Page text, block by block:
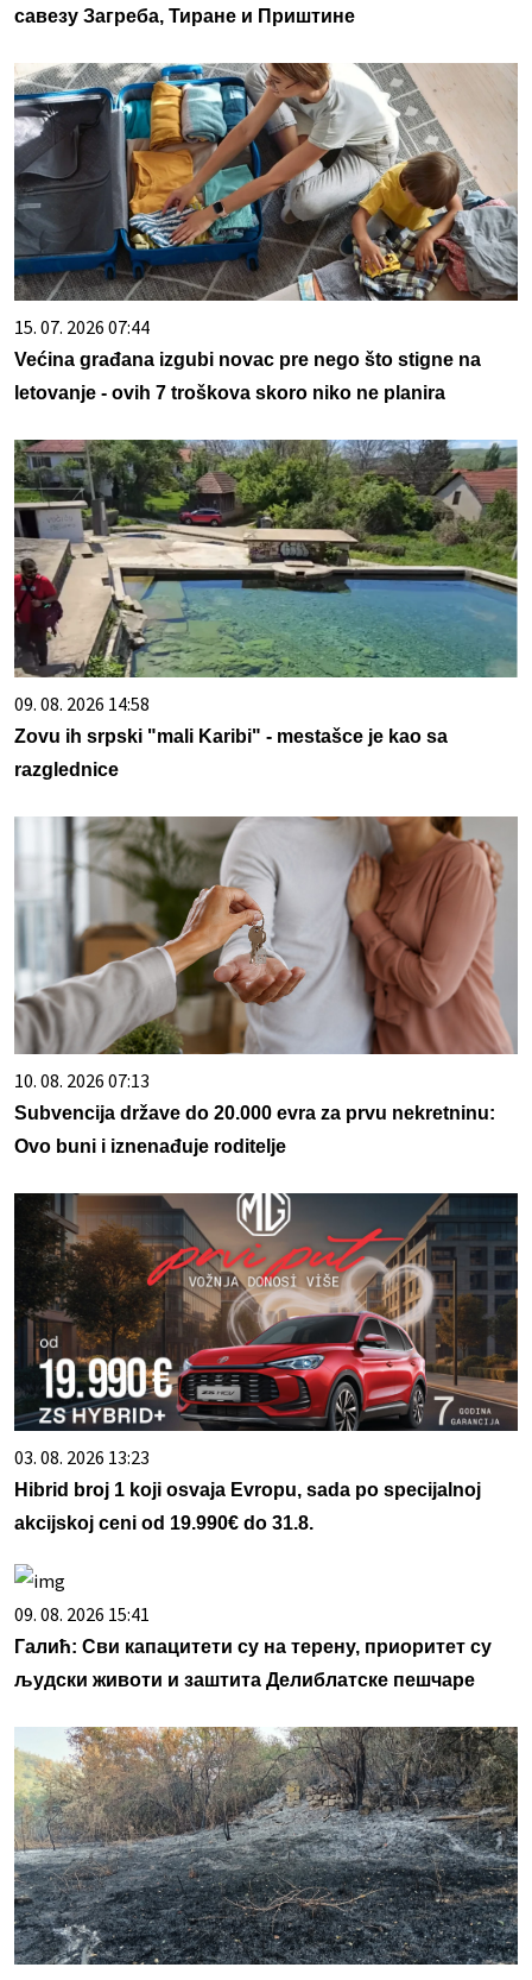
савезу Загреба, Тиране и Приштине
15. 07. 2026 07:44
Većina građana izgubi novac pre nego što stigne na
letovanje - ovih 7 troškova skoro niko ne planira
09. 08. 2026 14:58
Zovu ih srpski "mali Karibi" - mestašce je kao sa
razglednice
10. 08. 2026 07:13
Subvencija države do 20.000 evra za prvu nekretninu:
Ovo buni i iznenađuje roditelje
03. 08. 2026 13:23
Hibrid broj 1 koji osvaja Evropu, sada po specijalnoj
akcijskoj ceni od 19.990€ do 31.8.
09. 08. 2026 15:41
Галић: Сви капацитети су на терену, приоритет су
људски животи и заштита Делиблатске пешчаре